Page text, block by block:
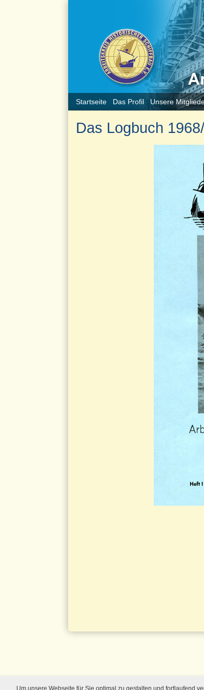
Startseite Das Profil Unsere
Das Logbuch
Um unsere Webseite für Sie optimal zu gestalten und fortlaufend